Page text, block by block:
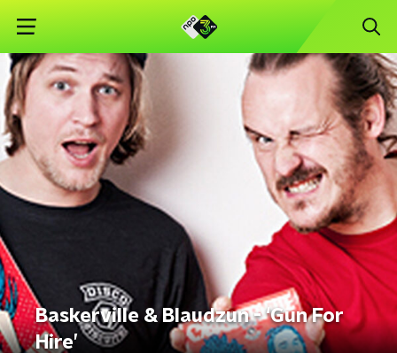
Baskerville & Blaudzun - ‘Gun For
Hire’